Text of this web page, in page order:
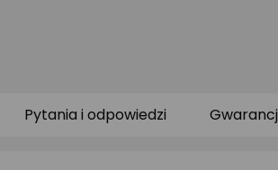
Pytania i odpowiedzi